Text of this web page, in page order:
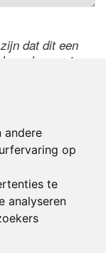
andere
op
te
analyseren
dat dit een
code over in